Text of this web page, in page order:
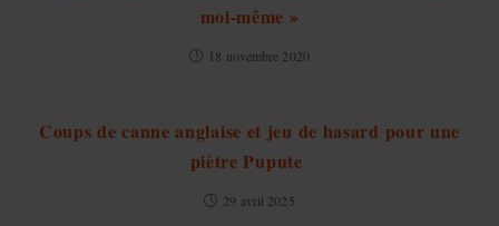
moi-même »
18 novembre 2020
Coups de canne anglaise et jeu de hasard pour une
piètre Pupute
29 avril 2025